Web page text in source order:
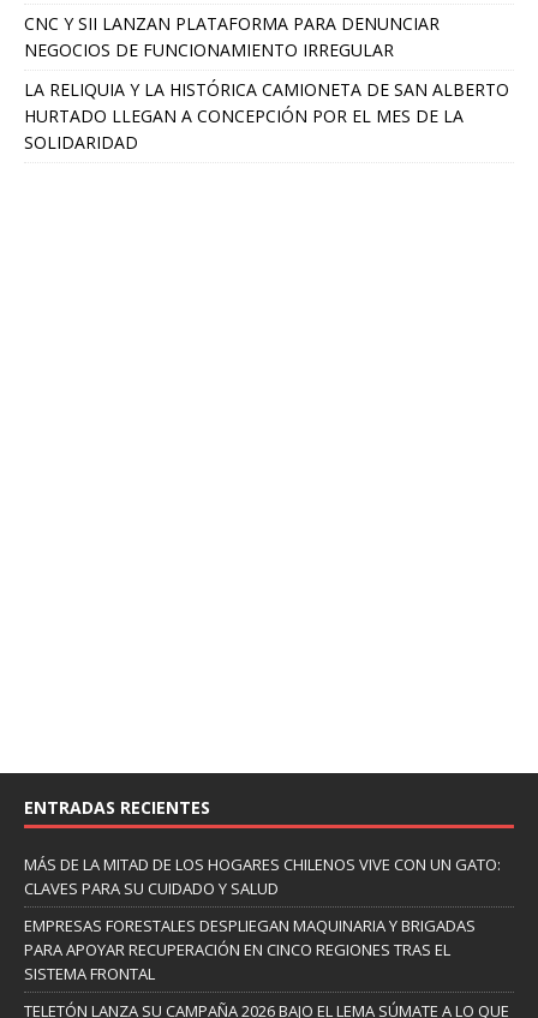
CNC Y SII LANZAN PLATAFORMA PARA DENUNCIAR
NEGOCIOS DE FUNCIONAMIENTO IRREGULAR
LA RELIQUIA Y LA HISTÓRICA CAMIONETA DE SAN ALBERTO
HURTADO LLEGAN A CONCEPCIÓN POR EL MES DE LA
SOLIDARIDAD
ENTRADAS RECIENTES
MÁS DE LA MITAD DE LOS HOGARES CHILENOS VIVE CON UN GATO:
CLAVES PARA SU CUIDADO Y SALUD
EMPRESAS FORESTALES DESPLIEGAN MAQUINARIA Y BRIGADAS
PARA APOYAR RECUPERACIÓN EN CINCO REGIONES TRAS EL
SISTEMA FRONTAL
TELETÓN LANZA SU CAMPAÑA 2026 BAJO EL LEMA SÚMATE A LO QUE